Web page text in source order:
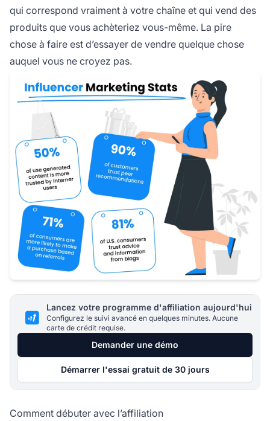
qui correspond vraiment à votre chaîne et qui vend des
produits que vous achèteriez vous-même. La pire
chose à faire est d’essayer de vendre quelque chose
auquel vous ne croyez pas.
Lancez votre programme d'affiliation aujourd'hui
Configurez le suivi avancé en quelques minutes. Aucune
carte de crédit requise.
Demander une démo
Démarrer l'essai gratuit de 30 jours
Comment débuter avec l’affiliation